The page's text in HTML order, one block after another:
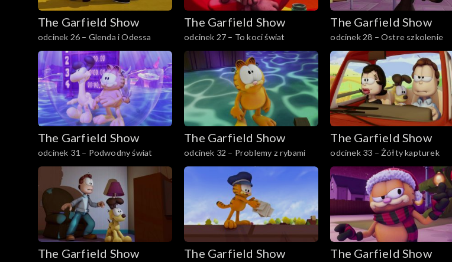
The Garfield Show
odcinek 26 – Glenda i Odessa
The Garfield Show
odcinek 27 – To koci świat
The Garfield Show
odcinek 28 – Ostre szkolenie
The Garfield Show
odcinek 31 – Podwodny świat
The Garfield Show
odcinek 32 – Problemy z rybami
The Garfield Show
odcinek 33 – Żółty kapturek
The Garfield Show The Garfield Show The Garfield Show